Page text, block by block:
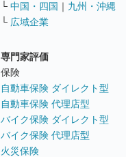
└ 中国・四国 ｜ 九州・沖縄
└ 広域企業
専門家評価
保険
自動車保険 ダイレクト型
自動車保険 代理店型
バイク保険 ダイレクト型
バイク保険 代理店型
火災保険